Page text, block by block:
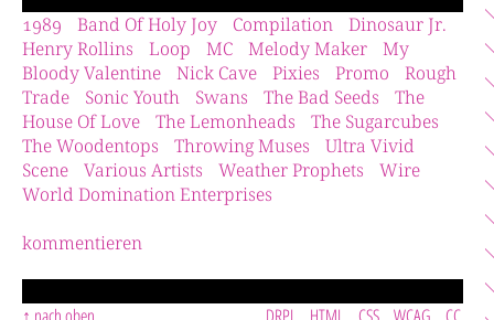
1989 Band Of Holy Joy Compilation
Dinosaur Jr.
Henry Rollins
Loop MC Melody Maker
My
Bloody Valentine
Nick Cave Pixies Promo
Rough
Trade
Sonic Youth Swans The Bad Seeds
The
House Of Love
The Lemonheads
The Sugarcubes
The Woodentops
Throwing Muses
Ultra Vivid
Scene
Various Artists Weather Prophets
Wire
World Domination Enterprises
kommentieren